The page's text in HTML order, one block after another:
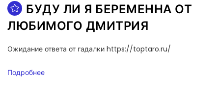
БУДУ ЛИ Я БЕРЕМЕННА ОТ
ЛЮБИМОГО ДМИТРИЯ
Ожидание ответа от гадалки https://toptaro.ru/
Подробнее